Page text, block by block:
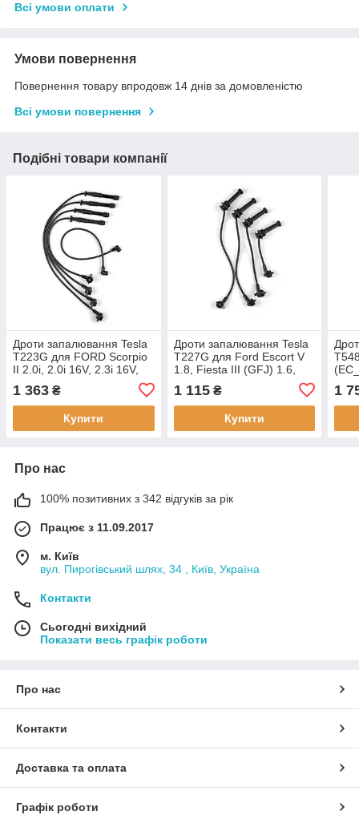
Всі умови оплати
Умови повернення
Повернення товару впродовж 14 днів за домовленістю
Всі умови повернення
Подібні товари компанії
Дроти запалювання Tesla
T223G для FORD Scorpio
II 2.0i, 2.0i 16V, 2.3i 16V,
1 363 ₴
Купити
Дроти запалювання Tesla
T227G для Ford Escort V
1.8, Fiesta III (GFJ) 1.6,
1.8, Mondeo I (GBP) 1.6i
16V, 1.8i
1 115₴
Купити
1
Про нас
100% позитивних з 342 відгуків за рік
Працює з 11.09.2017
м. Київ
вул. Пирогівський шлях, 34 , Київ, Україна
Контакти
Сьогодні вихідний
Показати весь графік роботи
Про нас
Контакти
Доставка та оплата
Графік роботи